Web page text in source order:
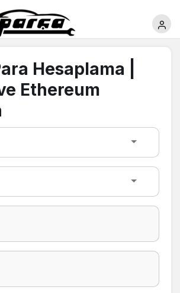
Hesaplama |
Ethereum